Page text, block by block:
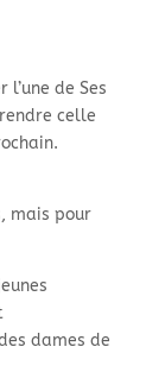
de Ses
celle
mais pour
dames de